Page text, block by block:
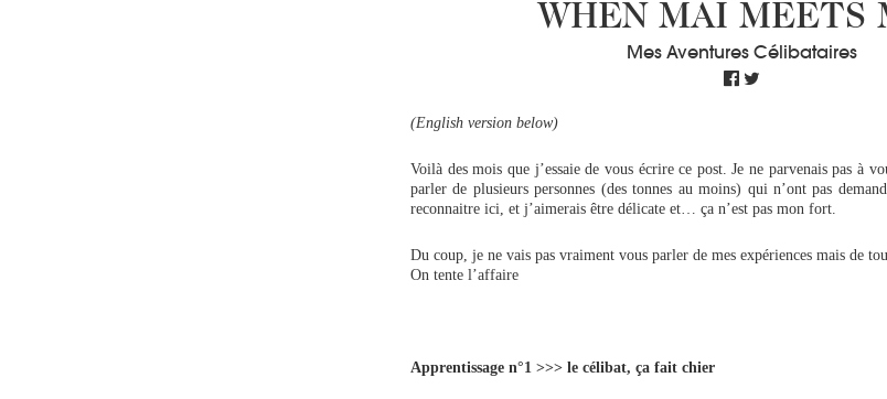
WHEN MAI MEETS
Mes Aventures Célibataires
(English version below)
Voilà des mois que j’essaie de vous écrire ce post. Je ne parvenais pas à
parler de plusieurs personnes (des tonnes au moins) qui n’ont pas
reconnaitre ici, et j’aimerais être délicate et… ça n’est pas mon fort.
Du coup, je ne vais pas vraiment vous parler de mes expériences mais de
On tente l’affaire
Apprentissage n°1 >>> le célibat, ça fait chier